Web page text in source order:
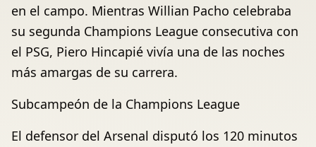
en el campo. Mientras Willian Pacho celebraba
su segunda Champions League consecutiva con
el PSG, Piero Hincapié vivía una de las noches
más amargas de su carrera.
Subcampeón de la Champions League
El defensor del Arsenal disputó los 120 minutos